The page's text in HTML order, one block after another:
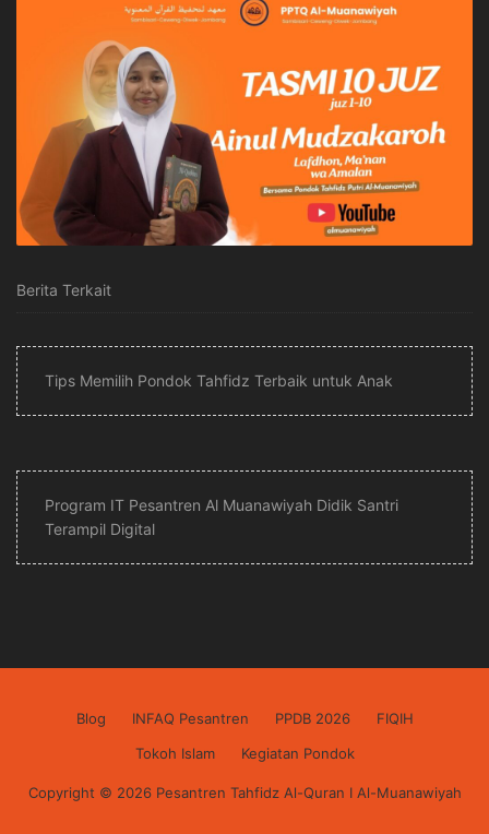
Berita Terkait
Tips Memilih Pondok Tahfidz Terbaik untuk Anak
Program IT Pesantren Al Muanawiyah Didik Santri
Terampil Digital
Blog INFAQ Pesantren PPDB 2026
FIQIH
Tokoh Islam
Kegiatan Pondok
Copyright © 2026 Pesantren Tahfidz Al-Quran I Al-Muanawiyah